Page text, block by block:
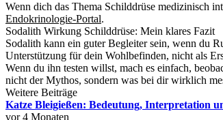
Wenn dich das Thema Schilddrüse medizinisch
Endokrinologie-Portal.
Sodalith Wirkung Schilddrüse: Mein klares Fazit
Sodalith kann ein guter Begleiter sein, wenn du
Unterstützung für dein Wohlbefinden, nicht als
Wenn du ihn testen willst, mach es einfach,
nicht der Mythos, sondern was bei dir wirklich
Weitere Beiträge
Katze Bleigießen: Bedeutung, Interpretation
vor 4 Monaten